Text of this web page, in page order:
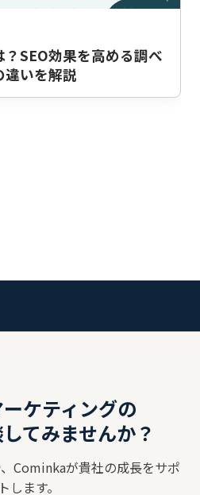
SEO効果を高める調べ
違いを解説
ケティングの
てみませんか？
Cominkaが貴社の成長をサポ
します。